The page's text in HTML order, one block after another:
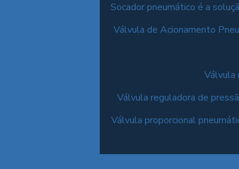
Socador pneumático é a
Válvula de Acionamento
Válvula
Válvula reguladora de
Válvula proporcional